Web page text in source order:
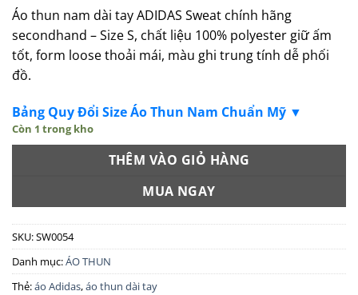
Áo thun nam dài tay ADIDAS Sweat chính hãng
secondhand – Size S, chất liệu 100% polyester giữ ấm
tốt, form loose thoải mái, màu ghi trung tính dễ phối
đồ.
Bảng Quy Đổi Size Áo Thun Nam Chuẩn Mỹ ▼
Còn 1 trong kho
THÊM VÀO GIỎ HÀNG
MUA NGAY
SKU:SW0054
Danh mục:ÁO THUN
Thẻ:áo Adidas,áo thun dài tay